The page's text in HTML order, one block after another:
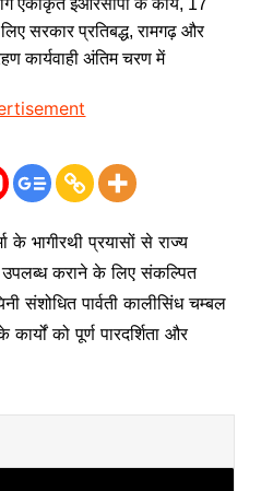
भागीरथी प्रयासों से राज्य
उपलब्ध कराने के लिए संकल्पित
संशोधित पार्वती कालीसिंध चम्बल
को पूर्ण पारदर्शिता और